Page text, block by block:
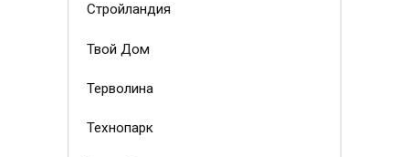
Стройландия
Твой Дом
Терволина
Технопарк